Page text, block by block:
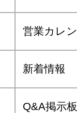
営業カレ
新着情報
Q&A掲示板